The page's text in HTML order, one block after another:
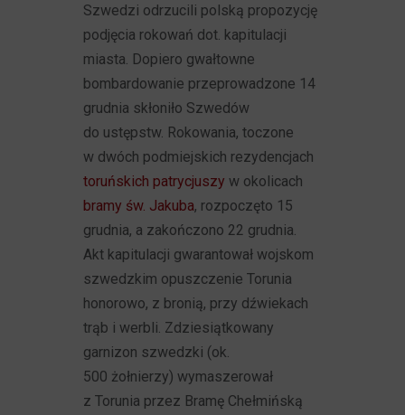
Szwedzi odrzucili polską propozycję
podjęcia rokowań dot. kapitulacji
miasta. Dopiero gwałtowne
bombardowanie przeprowadzone 14
grudnia skłoniło Szwedów
do ustępstw. Rokowania, toczone
w dwóch podmiejskich rezydencjach
toruńskich patrycjuszy w okolicach
bramy św. Jakuba, rozpoczęto 15
grudnia, a zakończono 22 grudnia.
Akt kapitulacji gwarantował wojskom
szwedzkim opuszczenie Torunia
honorowo, z bronią, przy dźwiekach
trąb i werbli. Zdziesiątkowany
garnizon szwedzki (ok.
500 żołnierzy) wymaszerował
z Torunia przez Bramę Chełmińską